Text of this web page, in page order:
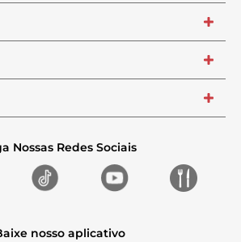
+
+
+
Nossas Redes Sociais
nosso aplicativo